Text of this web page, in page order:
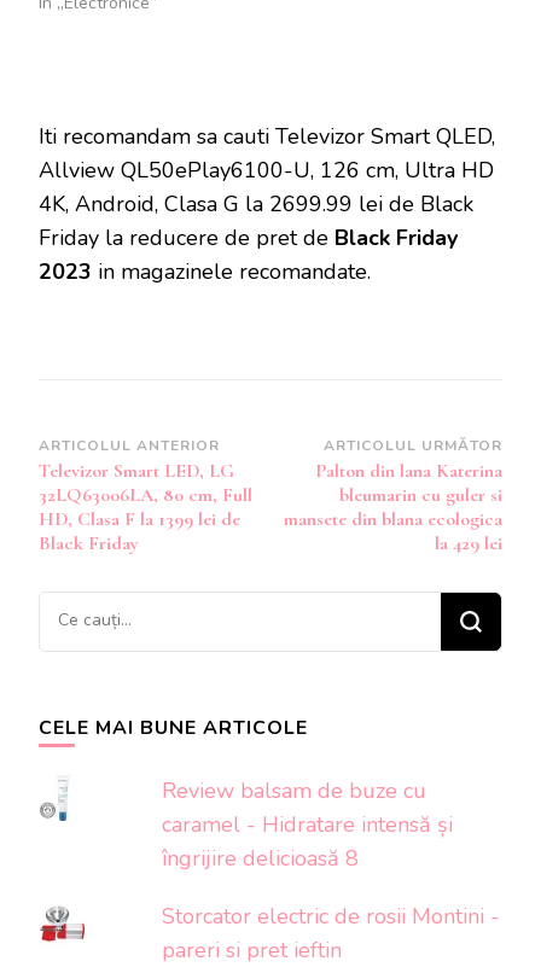
Iti recomandam sa cauti Televizor Smart QLED,
Allview QL50ePlay6100-U, 126 cm, Ultra HD
4K, Android, Clasa G la 2699.99 lei de Black
Friday la reducere de pret de Black Friday
2023 in magazinele recomandate.
Navigare
în
articole
ARTICOLUL ANTERIOR
Televizor Smart LED, LG
32LQ63006LA, 80 cm, Full
HD, Clasa F la 1399 lei de
Black Friday
ARTICOLUL URMĂTOR
Palton din lana Katerina
bleumarin cu guler si
mansete din blana ecologica
la 429 lei
Cauți
ceva?
CELE MAI BUNE ARTICOLE
Review balsam de buze cu
caramel - Hidratare intensă și
îngrijire delicioasă 8
Storcator electric de rosii Montini -
pareri si pret ieftin